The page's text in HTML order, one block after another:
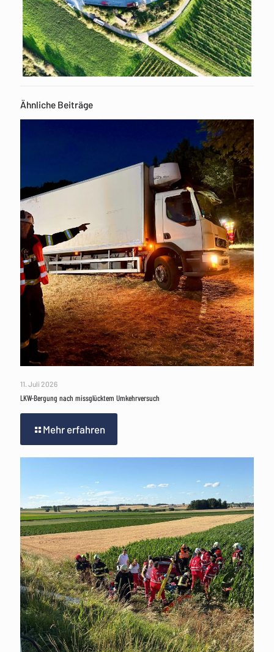
Ähnliche Beiträge
11. Juli 2026
LKW-Bergung nach missglücktem Umkehrversuch
Mehr erfahren